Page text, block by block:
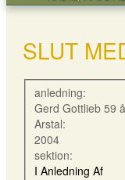
SLUT
anledning:
Gerd Gottlieb 59
Arstal:
2004
sektion:
I Anledning Af